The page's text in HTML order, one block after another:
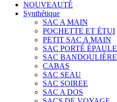
NOUVEAUTÉ
Synthétique
SAC A MAIN
POCHETTE ET ÉTUI
PETIT SAC A MAIN
SAC PORTÉ ÉPAULE
SAC BANDOULIÈRE
CABAS
SAC SEAU
SAC SOIREE
SAC A DOS